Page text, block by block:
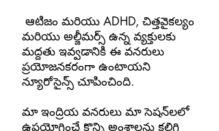
ఆటిజం మరియు ADHD, చిత్తవైకల్యం
మరియు అల్జీమర్స్ ఉన్న వ్యక్తులకు
మద్దతు ఇవ్వడానికి ఈ వనరులు
ప్రయోజనకరంగా ఉంటాయని
న్యూరోసైన్స్ చూపించింది.
మా ఇంద్రియ వనరులు మా సెషన్‌లలో
ఉపయోగించే కొన్ని అంశాలను కలిగి